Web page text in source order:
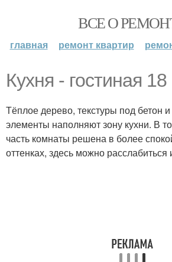
ВСЕ О
главная ремонт квартир
Кухня - гостиная 18
Тёплое дерево, текстуры под бетон
элементы наполняют зону кухни. В
часть комнаты решена в более
оттенках, здесь можно расслабиться